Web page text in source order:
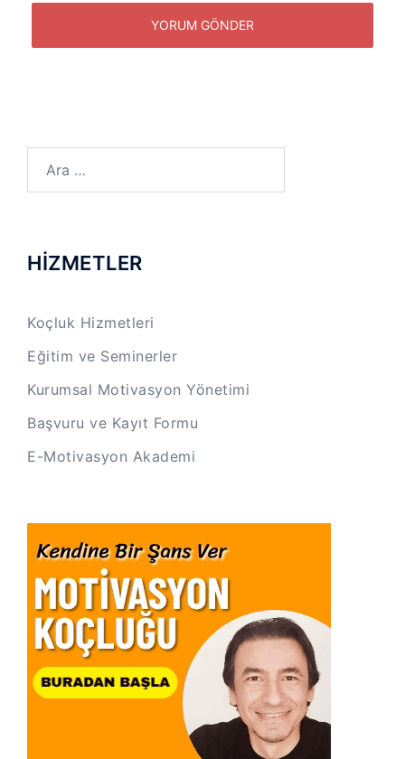
HİZMETLER
Koçluk Hizmetleri
Eğitim ve Seminerler
Kurumsal Motivasyon Yönetimi
Başvuru ve Kayıt Formu
E-Motivasyon Akademi